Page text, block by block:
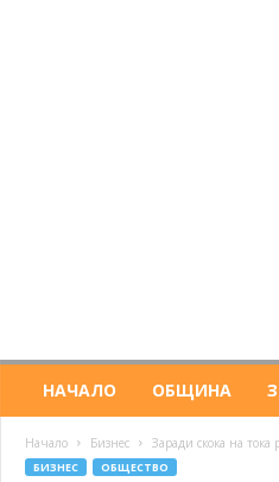
НАЧАЛО ОБЩИНА
Начало Бизнес Заради скока на тока
БИЗНЕС ОБЩЕСТВО